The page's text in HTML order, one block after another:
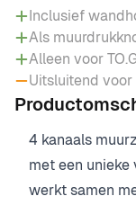
Inclusief
Als
Alleen voor
Uitsluitend
4 kanaals
met een
werkt samen